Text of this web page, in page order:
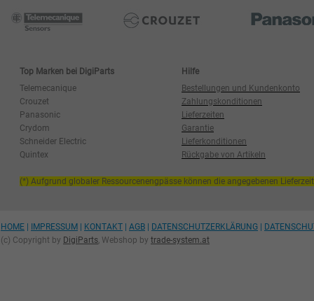
Top Marken bei DigiParts
Hilfe
Telemecanique
Bestellungen und Kundenkonto
Crouzet
Zahlungskonditionen
Panasonic
Lieferzeiten
Crydom
Garantie
Schneider Electric
Lieferkonditionen
Quintex
Rückgabe von Artikeln
(*) Aufgrund globaler Ressourcenengpässe können die angegebenen
HOME IMPRESSUM KONTAKT AGB DATENSCHUTZERKLÄRUNG
(c) Copyright by DigiParts, Webshop by trade-system.at